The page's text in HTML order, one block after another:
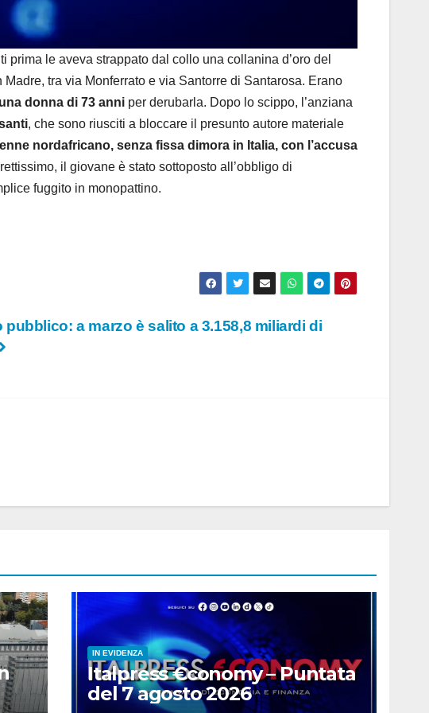
le aveva strappato dal collo una collanina d’oro del
tra via Monferrato e via Santorre di Santarosa. Erano
una donna di 73 anni per derubarla. Dopo lo scippo, l’anziana
, che sono riusciti a bloccare il presunto autore materiale
nordafricano, senza fissa dimora in Italia, con l’accusa
il giovane è stato sottoposto all’obbligo di
fuggito in monopattino.
pubblico: a marzo è salito a 3.158,8 miliardi di
IN EVIDENZA
Italpress €conomy – Puntata
del 7 agosto 2026